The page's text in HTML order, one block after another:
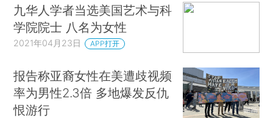
九华人学者当选美国艺术与科
学院院士 八名为女性
2021年04月23日 APP打开
报告称亚裔女性在美遭歧视频
率为男性2.3倍 多地爆发反仇
恨游行